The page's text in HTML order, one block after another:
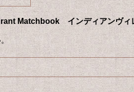
Matchbook インディアンヴ